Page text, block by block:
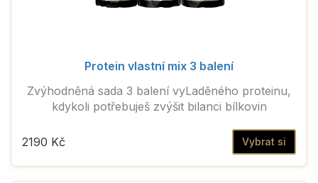
Protein vlastní mix 3 balení
Zvýhodněná sada 3 balení vyLaděného proteinu,
kdykoli potřebuješ zvýšit bilanci bílkovin
Vybrat si
2190 Kč